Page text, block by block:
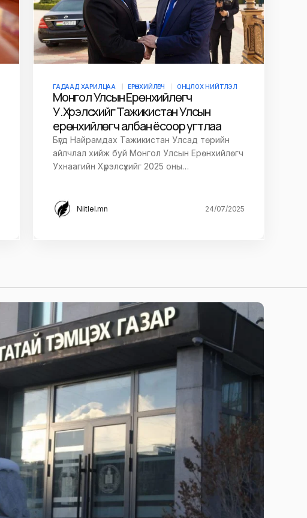
ГАДААД ХАРИЛЦАА ЕРӨНХИЙЛӨГЧ ОНЦЛОХ НИЙТЛЭЛ
Монгол Улсын Ерөнхийлөгч
У.Хүрэлсүхийг Тажикистан Улсын
ерөнхийлөгч албан ёсоор угтлаа
Бүгд Найрамдах Тажикистан Улсад төрийн
айлчлал хийж буй Монгол Улсын Ерөнхийлөгч
Ухнаагийн Хүрэлсүхийг 2025 оны…
Niitlel.mn 24/07/2025